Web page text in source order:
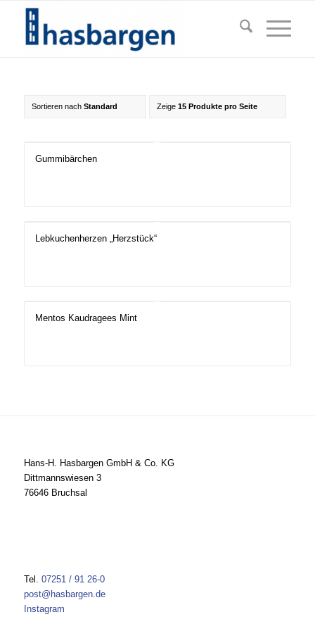
Sortieren nach Standard Zeige 15 Produkte pro Seite
Gummibärchen
Lebkuchenherzen „Herzstück“
Mentos Kaudragees Mint
Hans-H. Hasbargen GmbH & Co. KG
Dittmannswiesen 3
76646 Bruchsal
Tel. 07251 / 91 26-0
post@hasbargen.de
Instagram